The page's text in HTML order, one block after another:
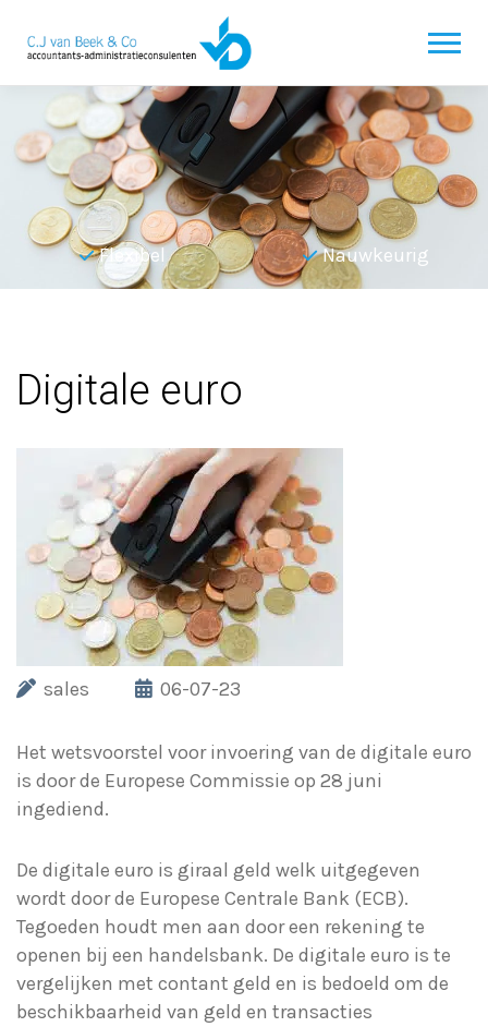
Flexibel Nauwkeurig
Digitale euro
sales 06-07-23
Het wetsvoorstel voor invoering van de digitale euro
is door de Europese Commissie op 28 juni
ingediend.
De digitale euro is giraal geld welk uitgegeven
wordt door de Europese Centrale Bank (ECB).
Tegoeden houdt men aan door een rekening te
openen bij een handelsbank. De digitale euro is te
vergelijken met contant geld en is bedoeld om de
beschikbaarheid van geld en transacties